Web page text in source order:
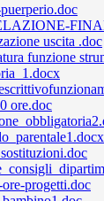
uscita .doc
funzione
ore.doc
progetti.doc